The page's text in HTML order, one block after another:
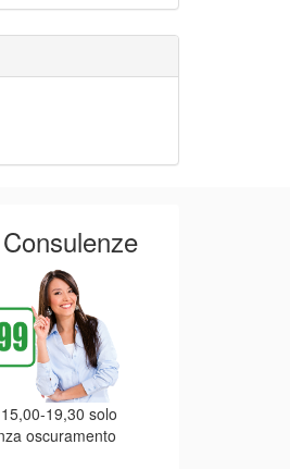
19,30 solo
oscuramento